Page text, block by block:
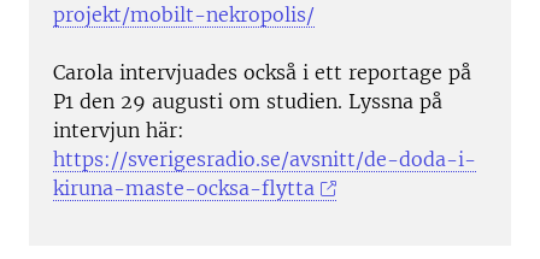
projekt/mobilt-nekropolis/
Carola intervjuades också i ett reportage på
P1 den 29 augusti om studien. Lyssna på
intervjun här:
https://sverigesradio.se/avsnitt/de-doda-i-
kiruna-maste-ocksa-flytta